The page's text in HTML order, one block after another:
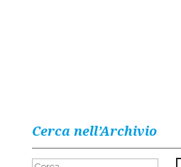
Cerca nell’Archivio